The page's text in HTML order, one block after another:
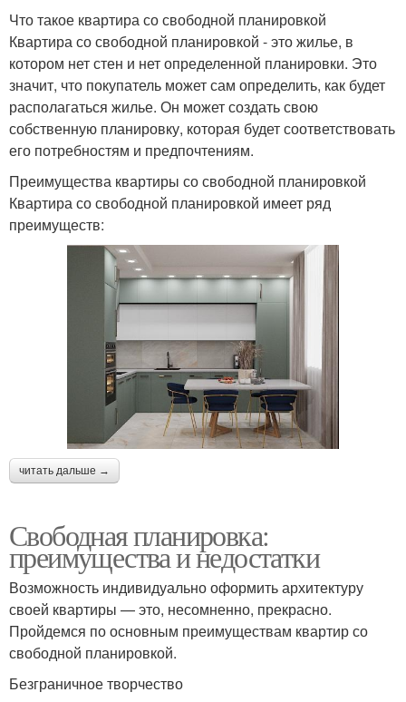
Что такое квартира со свободной планировкой
Квартира со свободной планировкой - это жилье, в
котором нет стен и нет определенной планировки. Это
значит, что покупатель может сам определить, как будет
располагаться жилье. Он может создать свою
собственную планировку, которая будет соответствовать
его потребностям и предпочтениям.
Преимущества квартиры со свободной планировкой
Квартира со свободной планировкой имеет ряд
преимуществ:
читать дальше →
Свободная планировка:
преимущества и недостатки
Возможность индивидуально оформить архитектуру
своей квартиры — это, несомненно, прекрасно.
Пройдемся по основным преимуществам квартир со
свободной планировкой.
Безграничное творчество